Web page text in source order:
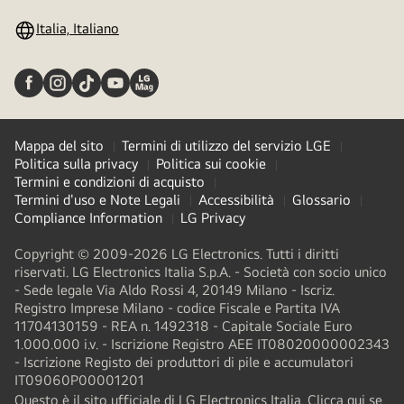
Italia, Italiano
Mappa del sito
Termini di utilizzo del servizio LGE
Politica sulla privacy
Politica sui cookie
Termini e condizioni di acquisto
Termini d'uso e Note Legali
Accessibilità
Glossario
Compliance Information
LG Privacy
Copyright © 2009-2026 LG Electronics. Tutti i diritti
riservati. LG Electronics Italia S.p.A. - Società con socio unico
- Sede legale Via Aldo Rossi 4, 20149 Milano - Iscriz.
Registro Imprese Milano - codice Fiscale e Partita IVA
11704130159 - REA n. 1492318 - Capitale Sociale Euro
1.000.000 i.v. - Iscrizione Registro AEE IT08020000002343​
- Iscrizione Registo dei produttori di pile e accumulatori
IT09060P00001201
Questo è il sito ufficiale di LG Electronics Italia. Clicca qui se